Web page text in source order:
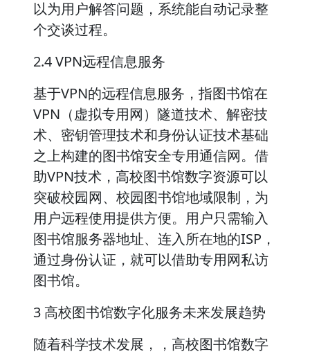
以为用户解答问题，系统能自动记录整
个交谈过程。
2.4 VPN远程信息服务
基于VPN的远程信息服务，指图书馆在
VPN（虚拟专用网）隧道技术、解密技
术、密钥管理技术和身份认证技术基础
之上构建的图书馆安全专用通信网。借
助VPN技术，高校图书馆数字资源可以
突破校园网、校园图书馆地域限制，为
用户远程使用提供方便。用户只需输入
图书馆服务器地址、连入所在地的ISP，
通过身份认证，就可以借助专用网私访
图书馆。
3 高校图书馆数字化服务未来发展趋势
随着科学技术发展，，高校图书馆数字